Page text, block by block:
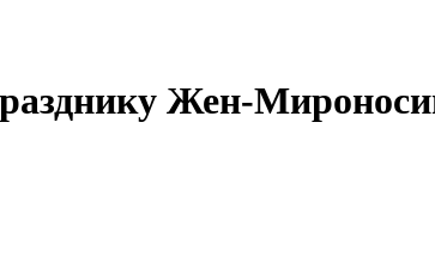
Жен-